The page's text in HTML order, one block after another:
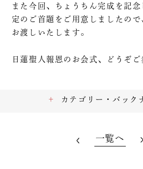
また今回、ちょうちん完成を記
定のご首題をご用意しましたので
お渡しいたします。
日蓮聖人報恩のお会式、どうぞご
カテゴリー・バック
一覧へ